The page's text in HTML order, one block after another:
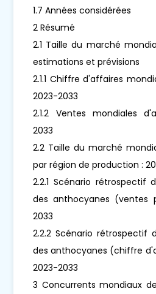
1.7 Années considérées
2 Résumé
2.1 Taille du marché
estimations et prévisions
2.1.1 Chiffre d'affaires
2023-2033
2.1.2 Ventes mondiales
2033
2.2 Taille du marché
par région de production :
2.2.1 Scénario rétrospectif
des anthocyanes (ventes
2033
2.2.2 Scénario rétrospectif
des anthocyanes (chiffre
2023-2033
3 Concurrents mondiaux